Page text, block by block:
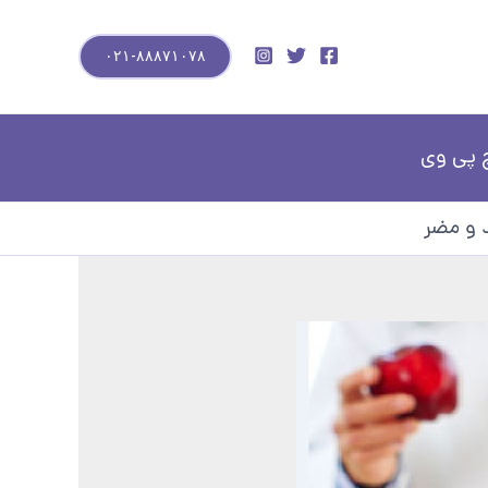
۰۲۱-۸۸۸۷۱۰۷۸
پی وی
و مضر